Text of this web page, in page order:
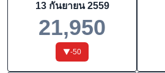
13 กันยายน 2559
21,950
-50